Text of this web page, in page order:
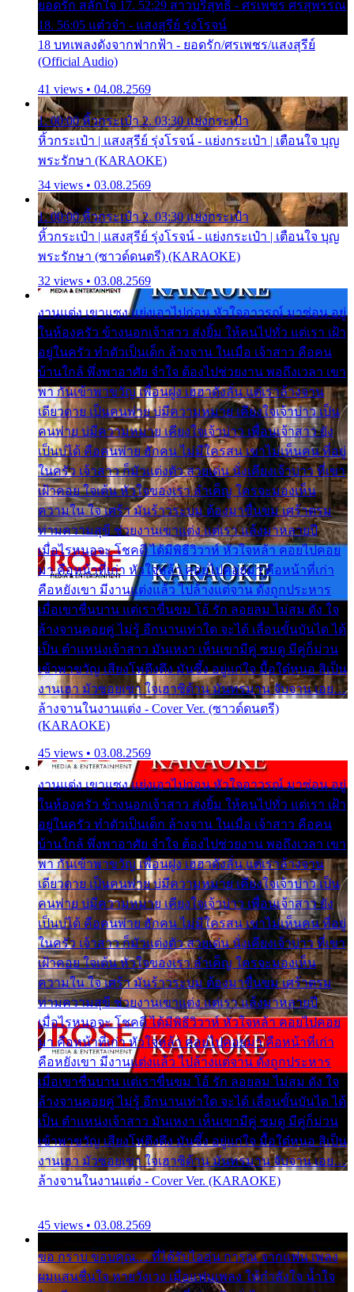
ยอดรัก สลักใจ 17. 52:29 สาวบริสุทธิ์ - ศรเพชร ศรสุพรรณ
18. 56:05 แต๋วจ๋า - แสงสุรีย์ รุ่งโรจน์
18 บทเพลงดังจากฟากฟ้า - ยอดรัก/ศรเพชร/แสงสุรีย์
(Official Audio)
41 views • 04.08.2569
1. 00:00 หิ้วกระเป๋า 2. 03:30 แย่งกระเป๋า
หิ้วกระเป๋า | แสงสุรีย์ รุ่งโรจน์ - แย่งกระเป๋า | เตือนใจ บุญ
พระรักษา (KARAOKE)
34 views • 03.08.2569
1. 00:00 หิ้วกระเป๋า 2. 03:30 แย่งกระเป๋า
หิ้วกระเป๋า | แสงสุรีย์ รุ่งโรจน์ - แย่งกระเป๋า | เตือนใจ บุญ
พระรักษา (ซาวด์ดนตรี) (KARAOKE)
32 views • 03.08.2569
งานแต่ง เขาแซง แย่งเอาไปก่อน หัวใจอาวรณ์ มาซ่อน อยู่
ในห้องครัว ข้างนอกเจ้าสาว ส่งยิ้ม ให้คนไปทั่ว แต่เรา เฝ้า
อยู่ในครัว ทำตัวเป็นเด็ก ล้างจาน ในเมื่อ เจ้าสาว คือคน
บ้านใกล้ พึ่งพาอาศัย จำใจ ต้องไปช่วยงาน พอถึงเวลา เขา
พา กันเข้าพาขวัญ เพื่อนฝูง เฮฮาดังลั่น แต่เราล้างจาน
เดียวดาย เป็นคนพ่าย บ่มีความหมาย เคียงใจเจ้าบ่าว เป็น
คนพ่าย บ่มีความหมาย เคียงใจเจ้าบ่าว เพื่อนเจ้าสาว ยัง
เป็นบ่ได้ คือคนพ่าย ฮักคน ไม่มีใครสน เขาไม่เห็นคน ที่อยู่
ในครัว เจ้าสาว ก็มัวแต่งตัว สวยเด่น นั่งเคียงเจ้าบ่าว ที่เขา
เฝ้าคอย ใจเต้น หัวใจของเรา ลำเค็ญ ใครจะมองเห็น
ความใน ใจ เศร้า มันร้าวระบม ต้องมาขื่นขม เศร้าตรม
ท่ามความสุขี ช่วยงานเขาแต่ง แต่เรา แล้งมาหลายปี
เมื่อไรหนอจะ โชคดี ได้มีพิธีวิวาห์ หัวใจหล้า คอยไปคอย
มา คือหน้าที่เก่า หัวใจหล้า คอยไปคอยมา คือหน้าที่เก่า
คือหยังเขา มีงานแต่งแล้ว ไปล้างแต่จาน ดั่งถูกประหาร
เมื่อเขาชื่นบาน แต่เราขื่นขม โอ้ รัก ลอยลม ไม่สม ดัง ใจ
ล้างจานคอยคู่ ไม่รู้ อีกนานเท่าใด จะได้ เลื่อนขั้นบันได ได้
เป็น ตำแหน่งเจ้าสาว มันเหงา เห็นเขามีคู่ ซมดู มีคู่ก็ม่วน
เข้าพาขวัญ เสียงโห่ตึงตึง มันซึ้ง อยู่แก่ใจ มื้อใด๋หนอ สิเป็น
งานเฮา มัวซอยเขา ใจเฮาซิด้าน มันทรมาน จับจาน เอย…
ล้างจานในงานแต่ง - Cover Ver. (ซาวด์ดนตรี)
(KARAOKE)
45 views • 03.08.2569
งานแต่ง เขาแซง แย่งเอาไปก่อน หัวใจอาวรณ์ มาซ่อน อยู่
ในห้องครัว ข้างนอกเจ้าสาว ส่งยิ้ม ให้คนไปทั่ว แต่เรา เฝ้า
อยู่ในครัว ทำตัวเป็นเด็ก ล้างจาน ในเมื่อ เจ้าสาว คือคน
บ้านใกล้ พึ่งพาอาศัย จำใจ ต้องไปช่วยงาน พอถึงเวลา เขา
พา กันเข้าพาขวัญ เพื่อนฝูง เฮฮาดังลั่น แต่เราล้างจาน
เดียวดาย เป็นคนพ่าย บ่มีความหมาย เคียงใจเจ้าบ่าว เป็น
คนพ่าย บ่มีความหมาย เคียงใจเจ้าบ่าว เพื่อนเจ้าสาว ยัง
เป็นบ่ได้ คือคนพ่าย ฮักคน ไม่มีใครสน เขาไม่เห็นคน ที่อยู่
ในครัว เจ้าสาว ก็มัวแต่งตัว สวยเด่น นั่งเคียงเจ้าบ่าว ที่เขา
เฝ้าคอย ใจเต้น หัวใจของเรา ลำเค็ญ ใครจะมองเห็น
ความใน ใจ เศร้า มันร้าวระบม ต้องมาขื่นขม เศร้าตรม
ท่ามความสุขี ช่วยงานเขาแต่ง แต่เรา แล้งมาหลายปี
เมื่อไรหนอจะ โชคดี ได้มีพิธีวิวาห์ หัวใจหล้า คอยไปคอย
มา คือหน้าที่เก่า หัวใจหล้า คอยไปคอยมา คือหน้าที่เก่า
คือหยังเขา มีงานแต่งแล้ว ไปล้างแต่จาน ดั่งถูกประหาร
เมื่อเขาชื่นบาน แต่เราขื่นขม โอ้ รัก ลอยลม ไม่สม ดัง ใจ
ล้างจานคอยคู่ ไม่รู้ อีกนานเท่าใด จะได้ เลื่อนขั้นบันได ได้
เป็น ตำแหน่งเจ้าสาว มันเหงา เห็นเขามีคู่ ซมดู มีคู่ก็ม่วน
เข้าพาขวัญ เสียงโห่ตึงตึง มันซึ้ง อยู่แก่ใจ มื้อใด๋หนอ สิเป็น
งานเฮา มัวซอยเขา ใจเฮาซิด้าน มันทรมาน จับจาน เอย…
ล้างจานในงานแต่ง - Cover Ver. (KARAOKE)
45 views • 03.08.2569
ขอ กราบ ขอบคุณ.... ที่ได้รับไออุ่น การุณ จากแฟน เพลง
ผมแสนชื่นใจ หายวังเวง เมื่อแฟนเพลง ให้กำลังใจ น้ำใจ